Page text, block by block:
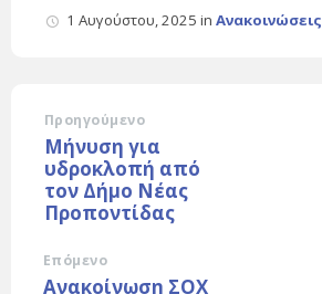
1 Αυγούστου, 2025 in Ανακοινώσεις
Προηγούμενο
Μήνυση για
υδροκλοπή από
τον Δήμο Νέας
Προποντίδας
Επόμενο
Ανακοίνωση ΣΟΧ